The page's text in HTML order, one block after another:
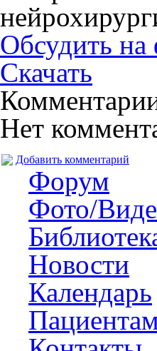
Обсудить
Скачать
Нет
Добавить комментарий
Форум
Фото/
Новости
Календарь